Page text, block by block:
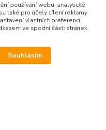
používání webu, analytické
také pro účely cílení reklamy
vlastních preferencí
ve spodní části stránek.
Souhlasím